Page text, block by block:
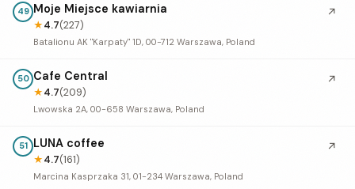
49 Moje Miejsce kawiarnia
★4.7(227)
Batalionu AK "Karpaty" 1D, 00-712 Warszawa, Poland
↗
50 Cafe Central
★4.7(209)
Lwowska 2A, 00-658 Warszawa, Poland
↗
51 LUNA coffee
★4.7(161)
Marcina Kasprzaka 31, 01-234 Warszawa, Poland
↗